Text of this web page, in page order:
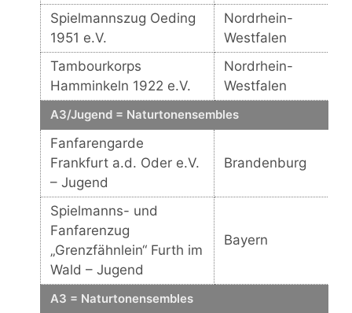
Spielmannszug Oeding
1951 e.V.
Nordrhein-
Westfalen
Tambourkorps
Hamminkeln 1922 e.V.
Nordrhein-
Westfalen
A3/Jugend = Naturtonensembles
Fanfarengarde
Frankfurt a.d. Oder e.V.
– Jugend
Brandenburg
Spielmanns- und
Fanfarenzug
„Grenzfähnlein“ Furth im
Wald – Jugend
Bayern
A3 = Naturtonensembles